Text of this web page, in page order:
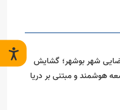
شهر بوشهر؛ گشایش
هوشمند و مبتنی بر دریا